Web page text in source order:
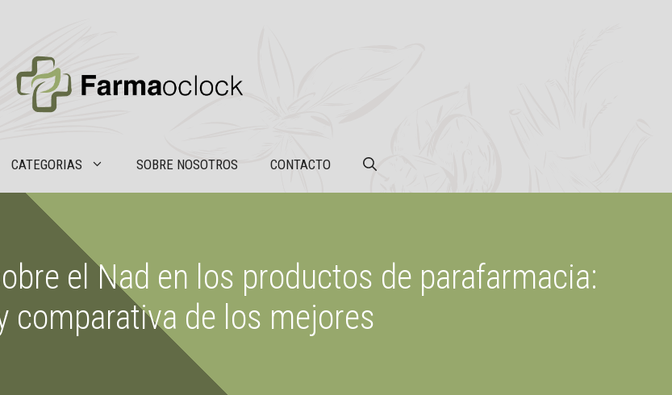
CATEGORIAS SOBRE NOSOTROS CONTACTO
el Nad en los productos de parafarmacia:
comparativa de los mejores